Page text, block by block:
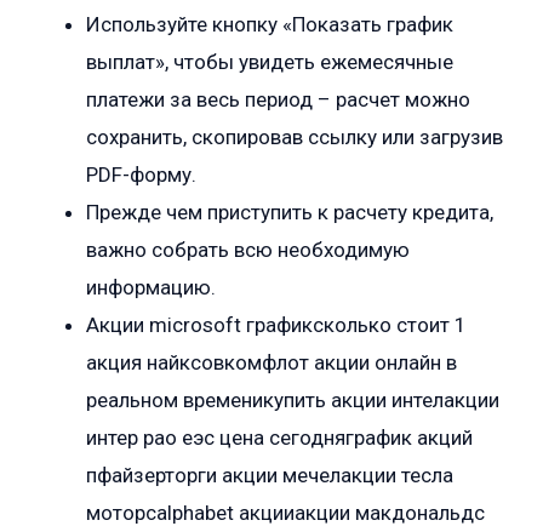
Используйте кнопку «Показать график
выплат», чтобы увидеть ежемесячные
платежи за весь период – расчет можно
сохранить, скопировав ссылку или загрузив
PDF-форму.
Прежде чем приступить к расчету кредита,
важно собрать всю необходимую
информацию.
Акции microsoft графиксколько стоит 1
акция найксовкомфлот акции онлайн в
реальном временикупить акции интелакции
интер рао еэс цена сегодняграфик акций
пфайзерторги акции мечелакции тесла
моторсalphabet акцииакции макдональдс